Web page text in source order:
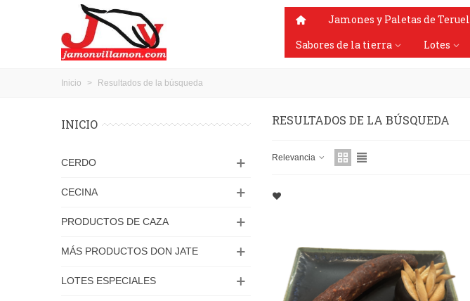
Jamones y Paletas de Teruel
Sabores de la tierra
Lotes
Inicio > Resultados de la búsqueda
INICIO
CERDO
CECINA
PRODUCTOS DE CAZA
MÁS PRODUCTOS DON JATE
LOTES ESPECIALES
RESULTADOS DE LA BÚSQUEDA
Relevancia